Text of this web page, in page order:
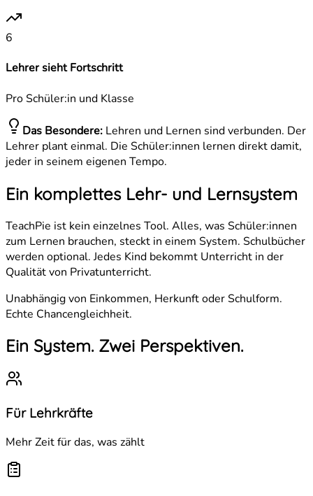
6
Lehrer sieht Fortschritt
Pro Schüler:in und Klasse
Das Besondere: Lehren und Lernen sind verbunden. Der
Lehrer plant einmal. Die Schüler:innen lernen direkt damit,
jeder in seinem eigenen Tempo.
Ein komplettes Lehr- und Lernsystem
TeachPie ist kein einzelnes Tool. Alles, was Schüler:innen
zum Lernen brauchen, steckt in einem System. Schulbücher
werden optional. Jedes Kind bekommt Unterricht in der
Qualität von Privatunterricht.
Unabhängig von Einkommen, Herkunft oder Schulform.
Echte Chancengleichheit.
Ein System. Zwei Perspektiven.
Für Lehrkräfte
Mehr Zeit für das, was zählt